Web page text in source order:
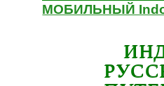
МОБИЛЬНЫЙ